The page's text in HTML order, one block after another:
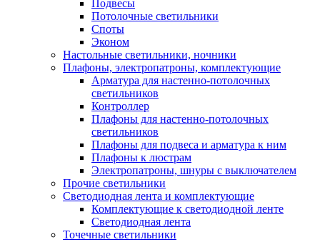
Подвесы
Потолочные светильники
Споты
Эконом
Настольные светильники, ночники
Плафоны, электропатроны, комплектующие
Арматура для настенно-потолочных
светильников
Контроллер
Плафоны для настенно-потолочных
светильников
Плафоны для подвеса и арматура к ним
Плафоны к люстрам
Электропатроны, шнуры с выключателем
Прочие светильники
Светодиодная лента и комплектующие
Комплектующие к светодиодной ленте
Светодиодная лента
Точечные светильники